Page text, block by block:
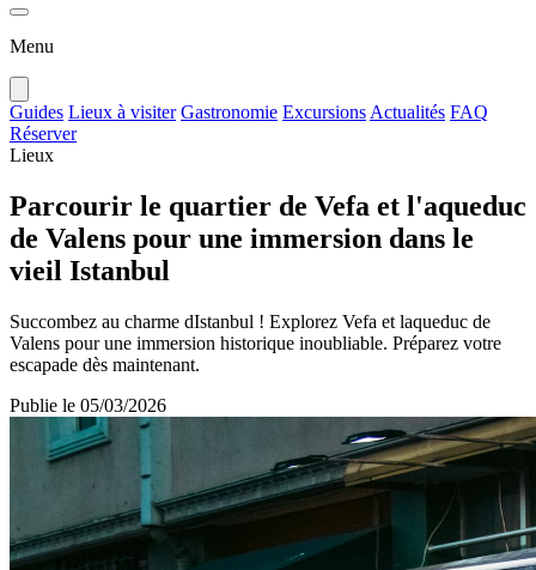
Menu
Guides Lieux à visiter Gastronomie Excursions Actualités FAQ
Réserver
Lieux
Parcourir le quartier de Vefa et l'aqueduc
de Valens pour une immersion dans le
vieil Istanbul
Succombez au charme dIstanbul ! Explorez Vefa et laqueduc de
Valens pour une immersion historique inoubliable. Préparez votre
escapade dès maintenant.
Publie le 05/03/2026